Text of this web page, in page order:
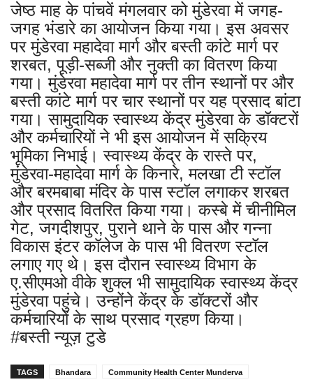
जेष्ठ माह के पांचवें मंगलवार को मुंडेरवा में जगह-
जगह भंडारे का आयोजन किया गया। इस अवसर
पर मुंडेरवा महादेवा मार्ग और बस्ती कांटे मार्ग पर
शरबत, पूड़ी-सब्जी और नुक्ती का वितरण किया
गया। मुंडेरवा महादेवा मार्ग पर तीन स्थानों पर और
बस्ती कांटे मार्ग पर चार स्थानों पर यह प्रसाद बांटा
गया। सामुदायिक स्वास्थ्य केंद्र मुंडेरवा के डॉक्टरों
और कर्मचारियों ने भी इस आयोजन में सक्रिय
भूमिका निभाई। स्वास्थ्य केंद्र के रास्ते पर,
मुंडेरवा-महादेवा मार्ग के किनारे, मलखा टी स्टॉल
और बरमबाबा मंदिर के पास स्टॉल लगाकर शरबत
और प्रसाद वितरित किया गया। कस्बे में चीनीमिल
गेट, जगदीशपुर, पुराने थाने के पास और गन्ना
विकास इंटर कॉलेज के पास भी वितरण स्टॉल
लगाए गए थे। इस दौरान स्वास्थ्य विभाग के
ए.सीएमओ वीके शुक्ल भी सामुदायिक स्वास्थ्य केंद्र
मुंडेरवा पहुंचे। उन्होंने केंद्र के डॉक्टरों और
कर्मचारियों के साथ प्रसाद ग्रहण किया।
#बस्ती न्यूज़ टुडे
TAGS Bhandara Community Health Center Munderva